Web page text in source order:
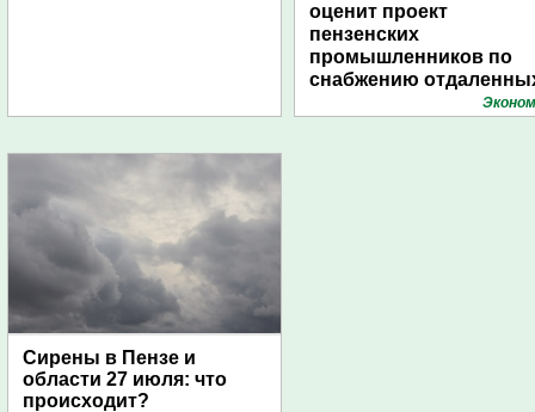
оценит проект
пензенских
промышленников по
снабжению
поселений с помощью
Сирены в Пензе и
области 27 июля: что
происходит?